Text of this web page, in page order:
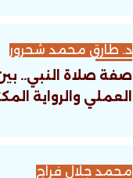
د. طارق محمد شحرور
صفة صلاة النبي..
العملي والرواية
محمد جلال فراج